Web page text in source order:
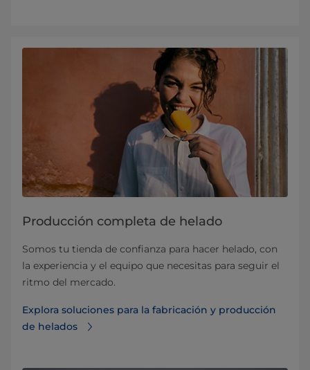
Producción completa de helado
Somos tu tienda de confianza para hacer helado, con
la experiencia y el equipo que necesitas para seguir el
ritmo del mercado.
Explora soluciones para la fabricación y producción
de helados